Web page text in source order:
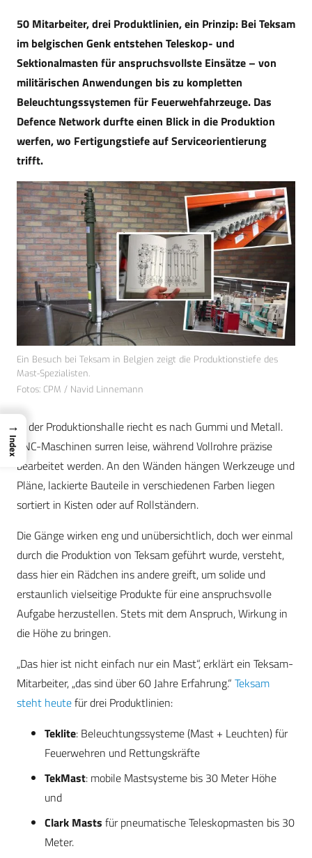
50 Mitarbeiter, drei Produktlinien, ein Prinzip: Bei Teksam
im belgischen Genk entstehen Teleskop- und
Sektionalmasten für anspruchsvollste Einsätze – von
militärischen Anwendungen bis zu kompletten
Beleuchtungssystemen für Feuerwehfahrzeuge. Das
Defence Network durfte einen Blick in die Produktion
werfen, wo Fertigungstiefe auf Serviceorientierung
trifft.
Ein Besuch bei Teksam in Belgien zeigt die Produktionstiefe des
Mast-Spezialisten.
Fotos: CPM / Navid Linnemann
In der Produktionshalle riecht es nach Gummi und Metall.
CNC-Maschinen surren leise, während Vollrohre präzise
bearbeitet werden. An den Wänden hängen Werkzeuge und
Pläne, lackierte Bauteile in verschiedenen Farben liegen
sortiert in Kisten oder auf Rollständern.
Die Gänge wirken eng und unübersichtlich, doch wer einmal
durch die Produktion von Teksam geführt wurde, versteht,
dass hier ein Rädchen ins andere greift, um solide und
erstaunlich vielseitige Produkte für eine anspruchsvolle
Aufgabe herzustellen. Stets mit dem Anspruch, Wirkung in
die Höhe zu bringen.
„Das hier ist nicht einfach nur ein Mast“, erklärt ein Teksam-
Mitarbeiter, „das sind über 60 Jahre Erfahrung.“ Teksam
steht heutefür drei Produktlinien:
Teklite: Beleuchtungssysteme (Mast + Leuchten) für
Feuerwehren und Rettungskräfte
TekMast: mobile Mastsysteme bis 30 Meter Höhe
und
Clark Masts für pneumatische Teleskopmasten bis 30
Meter.
→
Index